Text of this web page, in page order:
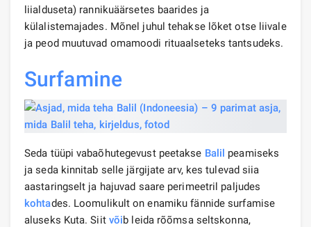
liialduseta) rannikuäärsetes baarides ja
külalistemajades. Mõnel juhul tehakse lõket otse liivale
ja peod muutuvad omamoodi rituaalseteks tantsudeks.
Surfamine
Seda tüüpi vabaõhutegevust peetakse Balil peamiseks
ja seda kinnitab selle järgijate arv, kes tulevad siia
aastaringselt ja hajuvad saare perimeetril paljudes
kohtades. Loomulikult on enamiku fännide surfamise
aluseks Kuta. Siit võib leida rõõmsa seltskonna,